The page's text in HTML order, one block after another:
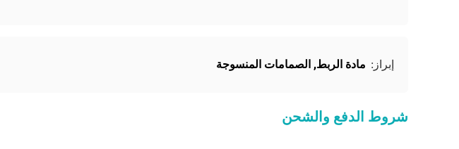
إبراز: مادة الربط, الصمامات المنسوجة
شروط الدفع والشحن